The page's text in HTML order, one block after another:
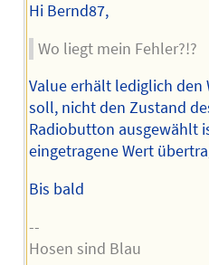
Hi Bernd87,
Wo liegt mein Fehler?!?
Value erhält lediglich den
soll, nicht den Zustand
Radiobutton ausgewählt
eingetragene Wert
Bis bald
--
Hosen sind Blau